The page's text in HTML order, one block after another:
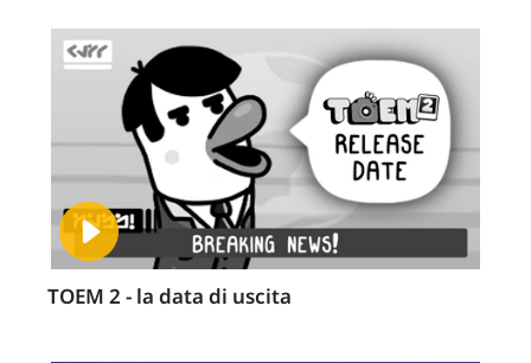
TOEM 2 - la data di uscita